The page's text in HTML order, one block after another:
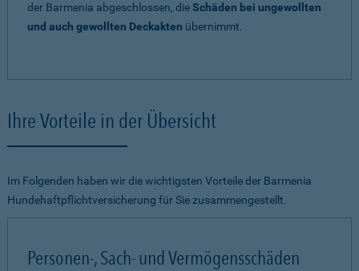
der Barmenia abgeschlossen, dieSchäden bei ungewollten
und auch gewollten Deckakten übernimmt.
Ihre Vorteile in der Übersicht
Im Folgenden haben wir die wichtigsten Vorteile der Barmenia
Hundehaftpflichtversicherung für Sie zusammengestellt.
Personen-, Sach- und Vermögensschäden